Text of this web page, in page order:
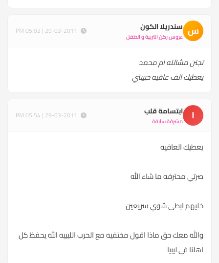
س سندريلا الكون
عروس ركن التربية و الطفل
تجنن مشالله ام محمد
يعطيك الف عافيه حبيبتي
ا ابتسامة قلب
مشرفة سابقة
يعطيك العافيه
صرتي محترفه ما شاء الله
خليهم ابطى شوي سريعين
والله معك حق ماذا اقول مختفيه مع الحرب الليبيه الله يحفظ كل
اهلنا في ليبيا